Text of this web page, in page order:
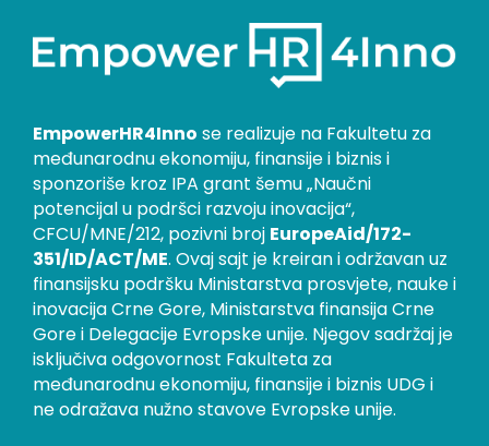
EmpowerHR4Inno se realizuje na Fakultetu za
međunarodnu ekonomiju, finansije i biznis i
sponzoriše kroz IPA grant šemu „Naučni
potencijal u podršci razvoju inovacija“,
CFCU/MNE/212, pozivni broj EuropeAid/172-
351/ID/ACT/ME. Ovaj sajt je kreiran i održavan uz
finansijsku podršku Ministarstva prosvjete, nauke i
inovacija Crne Gore, Ministarstva finansija Crne
Gore i Delegacije Evropske unije. Njegov sadržaj je
isključiva odgovornost Fakulteta za
međunarodnu ekonomiju, finansije i biznis UDG i
ne odražava nužno stavove Evropske unije.